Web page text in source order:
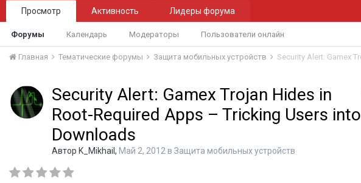
Просмотр
Форумы Календарь Модераторы Пользователи онлайн
Активность Лидеры форума
Главная Тематические форумы Защита мобильных устройств
Security Alert: Gamex Trojan Hides in
Root-Required Apps – Tricking Users into
Downloads
Автор K_Mikhail , Май 2, 2012 в Защита мобильных устройств